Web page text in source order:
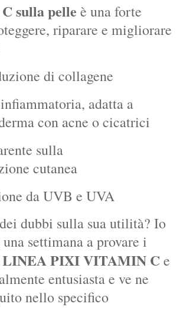
sulla pelle è una forte
riparare e migliorare
di collagene
adatta a
con acne o cicatrici
sulla
cutanea
da UVB e UVA
dubbi sulla sua utilità? Io
settimana a provare i
LINEA PIXI VITAMIN Ce
entusiasta e ve ne
nello specifico